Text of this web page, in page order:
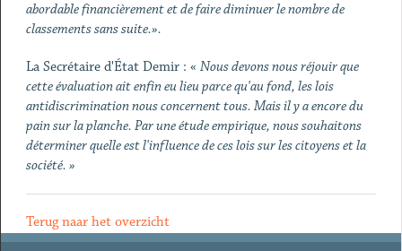
abordable financièrement et de faire diminuer le nombre de
classements sans suite.».
La Secrétaire d'État Demir : « Nous devons nous réjouir que
cette évaluation ait enfin eu lieu parce qu'au fond, les lois
antidiscrimination nous concernent tous. Mais il y a encore du
pain sur la planche. Par une étude empirique, nous souhaitons
déterminer quelle est l'influence de ces lois sur les citoyens et la
société. »
Terug naar het overzicht